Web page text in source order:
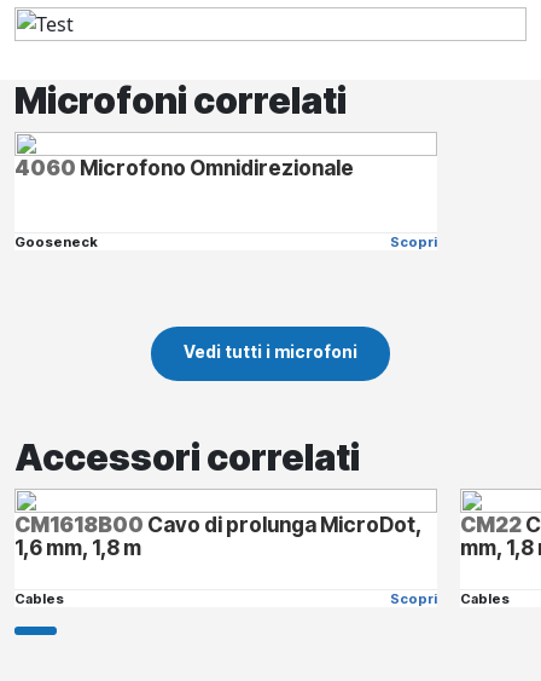
Microfoni correlati
4060 Microfono Omnidirezionale
Gooseneck Scopri
Vedi tutti i microfoni
Accessori correlati
CM1618B00 Cavo di prolunga MicroDot,
1,6 mm, 1,8 m
Cables Scopri
CM22
mm, 1,8
Cables